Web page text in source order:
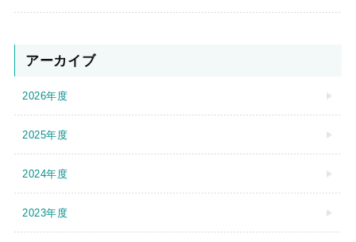
アーカイブ
2026年度
2025年度
2024年度
2023年度